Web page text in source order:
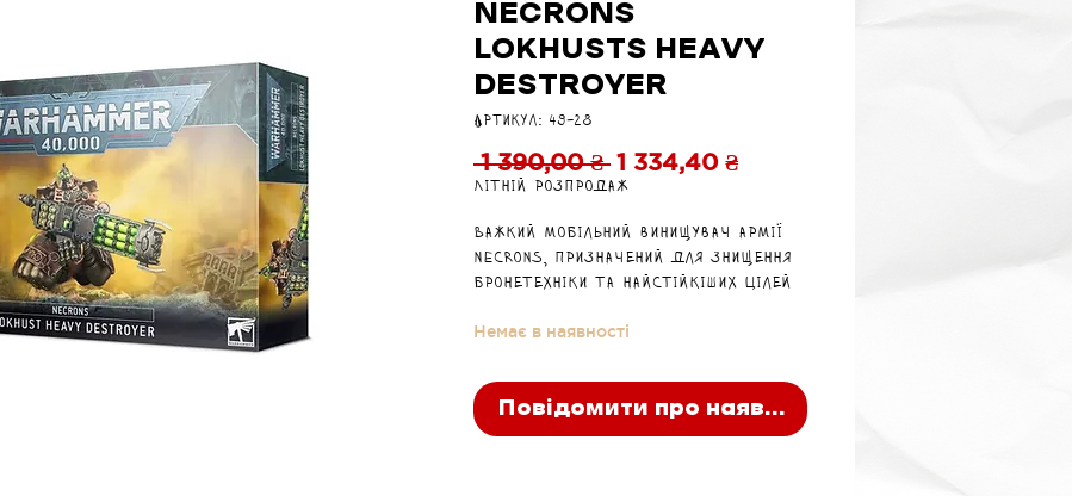
NECRONS
LOKHUSTS HEAVY
DESTROYER
Артикул: 49-28
1 390,00 ₴ Звичайна
ціна
1 334,40 ₴За
Літній розпродаж
Важкий мобільний винищувач армії
Necrons, призначений для знищення
бронетехніки та найстійкіших цілей
Немає в наявності
Повідомити про наявність